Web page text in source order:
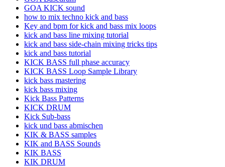
GOA KICK sound
how to mix techno kick and bass
Key and bpm for kick and bass mix loops
kick and bass line mixing tutorial
kick and bass side-chain mixing tricks tips
kick and bass tutorial
KICK BASS full phase accuracy
KICK BASS Loop Sample Library
kick bass mastering
kick bass mixing
Kick Bass Patterns
KICK DRUM
Kick Sub-bass
kick und bass abmischen
KIK & BASS samples
KIK and BASS Sounds
KIK BASS
KIK DRUM